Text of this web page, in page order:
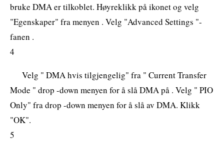
bruke DMA er tilkoblet. Høyreklikk på ikonet og velg
"Egenskaper" fra menyen . Velg "Advanced Settings "-
fanen .
4
Velg " DMA hvis tilgjengelig" fra " Current Transfer
Mode " drop -down menyen for å slå DMA på . Velg " PIO
Only" fra drop -down menyen for å slå av DMA. Klikk
"OK".
5